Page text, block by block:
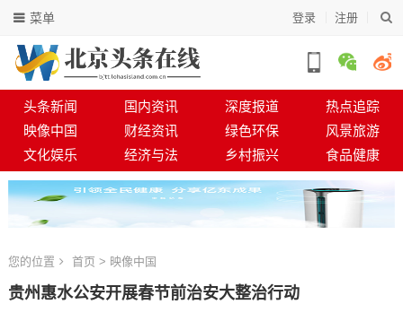
登录 注册
菜单
头条新闻 国内资讯 深度报道
热点追踪
映像中国
财经资讯 绿色环保
风景旅游
文化娱乐
经济与法 乡村振兴 食品健康
您的位置 首页 > 映像中国
贵州惠水公安开展春节前治安大整治行动